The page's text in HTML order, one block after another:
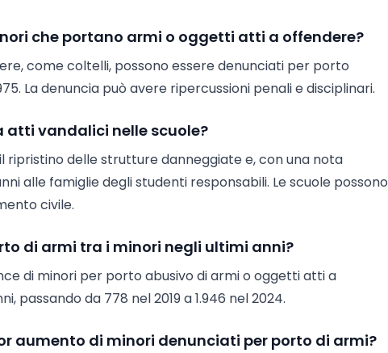
che portano armi o oggetti atti a offendere?
come coltelli, possono essere denunciati per porto
La denuncia può avere ripercussioni penali e disciplinari.
vandalici nelle scuole?
ripristino delle strutture danneggiate e, con una nota
alle famiglie degli studenti responsabili. Le scuole possono
civile.
di armi tra i minori negli ultimi anni?
di minori per porto abusivo di armi o oggetti atti a
passando da 778 nel 2019 a 1.946 nel 2024.
aumento di minori denunciati per porto di armi?